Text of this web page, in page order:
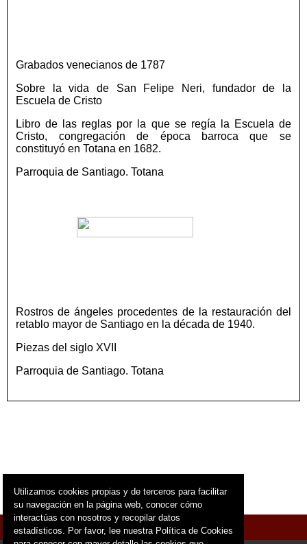
Menú
Grabados venecianos de 1787
Sobre la vida de San Felipe Neri, fundador de la
Escuela de Cristo
Libro de las reglas por la que se regía la Escuela de
Cristo, congregación de época barroca que se
constituyó en Totana en 1682.
Parroquia de Santiago. Totana
Rostros de ángeles procedentes de la restauración del
retablo mayor de Santiago en la década de 1940.
Piezas del siglo XVII
Parroquia de Santiago. Totana
Utilizamos cookies propias y de terceros para facilitar
su navegación en la página web, conocer cómo
interactúas con nosotros y recopilar datos
estadísticos. Por favor, lee nuestra Política de Cookies